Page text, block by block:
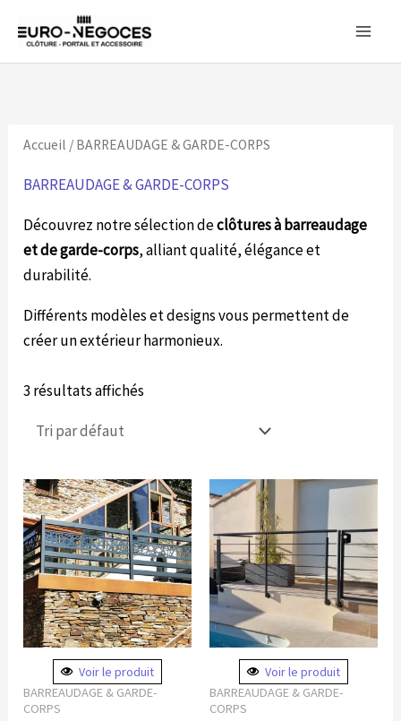
contenu
Accueil / BARREAUDAGE & GARDE-CORPS
BARREAUDAGE & GARDE-CORPS
Découvrez notre sélection declôtures à barreaudage
et de garde-corps, alliant qualité, élégance et
durabilité.
Différents modèles et designs vous permettent de
créer un extérieur harmonieux.
3 résultats affichés
Voir le produit
BARREAUDAGE & GARDE-
CORPS
Voir le produit
BARREAUDAGE & GARDE-
CORPS